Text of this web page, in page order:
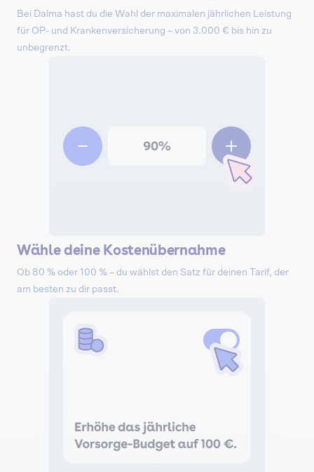
Bei Dalma hast du die Wahl der maximalen jährlichen Leistung
für OP- und Krankenversicherung – von 3.000 € bis hin zu
unbegrenzt.
Wähle deine Kostenübernahme
Ob 80 % oder 100 % – du wählst den Satz für deinen Tarif, der
am besten zu dir passt.